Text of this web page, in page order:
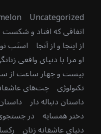
Uncategorized
اتفاقی که افتاد و شکست
از اینجا و از آنجا اسنَپ
او مرا با دنیای واقعی
بیست و چهار ساعت از
تکنولوژی چت‌های
داستان دنباله دار
دختر همسایه در
دنیای عاشقانه زنان